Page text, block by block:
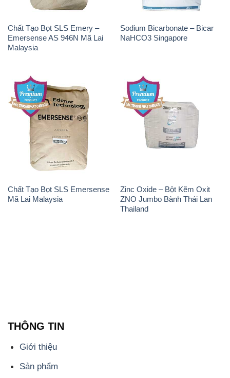
Chất Tạo Bọt SLS Emery –
Emersense AS 946N Mã Lai
Malaysia
Sodium Bicarbonate – Bicar
NaHCO3 Singapore
Chất Tạo Bọt SLS Emersense
Mã Lai Malaysia
Zinc Oxide – Bột Kẽm Oxit
ZNO Jumbo Bành Thái Lan
Thailand
THÔNG TIN
Giới thiệu
Sản phẩm